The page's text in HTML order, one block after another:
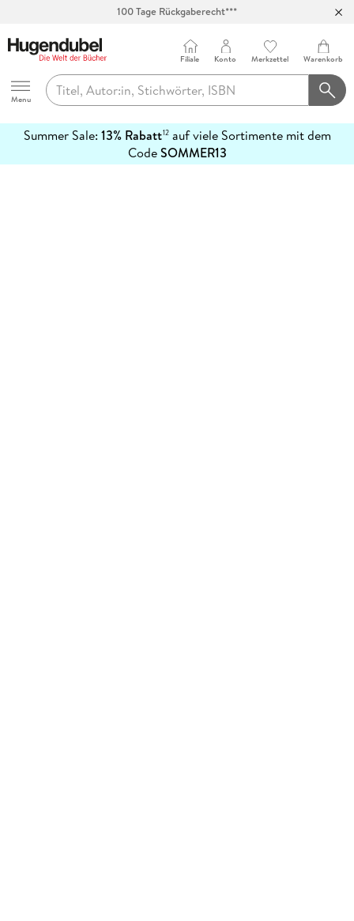
100 Tage Rückgaberecht***
Hugendubel
Menu
Filiale Konto Merkzettel Warenkorb
Summer Sale: 13% Rabatt12auf viele Sortimente mit dem
CodeSOMMER13
erfahren